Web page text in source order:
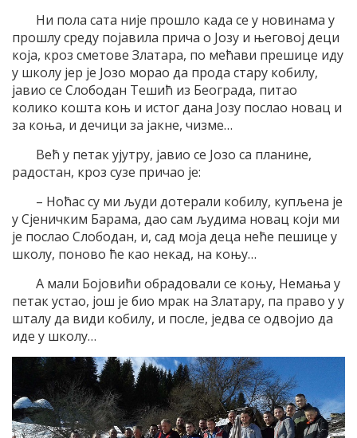
Ни пола сата није прошло када се у новинама у
прошлу среду појавила прича о Јозу и његовој деци
која, кроз сметове Златара, по мећави прешице иду
у школу јер је Јозо морао да прода стару кобилу,
јавио се Слободан Тешић из Београда, питао
колико кошта коњ и истог дана Јозу послао новац и
за коња, и дечици за јакне, чизме…
Већ у петак ујутру, јавио се Јозо са планине,
радостан, кроз сузе причао је:
– Ноћас су ми људи дотерали кобилу, купљена је
у Сјеничким Барама, дао сам људима новац који ми
је послао Слободан, и, сад моја деца неће пешице у
школу, поново ће као некад, на коњу…
А мали Бојовићи обрадовали се коњу, Немања у
петак устао, још је био мрак на Златару, па право у у
шталу да види кобилу, и после, једва се одвојио да
иде у школу…